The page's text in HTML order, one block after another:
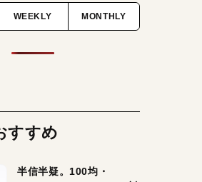
WEEKLY MONTHLY
すすめ
半信半疑。100均・